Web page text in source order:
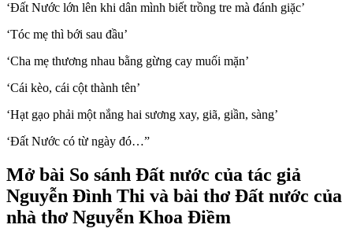
‘Đất Nước lớn lên khi dân mình biết trồng tre mà đánh giặc’
‘Tóc mẹ thì bới sau đầu’
‘Cha mẹ thương nhau bằng gừng cay muối mặn’
‘Cái kèo, cái cột thành tên’
‘Hạt gạo phải một nắng hai sương xay, giã, giần, sàng’
‘Đất Nước có từ ngày đó…”
Mở bài So sánh Đất nước của tác giả
Nguyễn Đình Thi và bài thơ Đất nước của
nhà thơ Nguyễn Khoa Điềm